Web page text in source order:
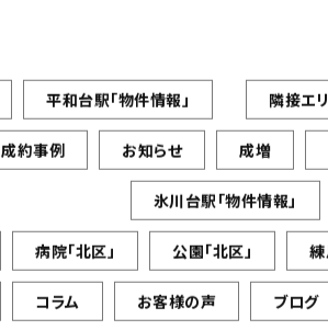
平和台駅「物件情報」 隣接エ
成約事例 お知らせ 成増
氷川台駅「物件情報」
病院「北区」 公園「北区」
コラム お客様の声 ブログ